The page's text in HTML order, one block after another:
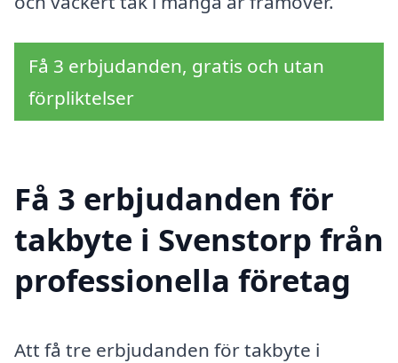
Få 3 erbjudanden, gratis och utan
förpliktelser
Få 3 erbjudanden för
takbyte i Svenstorp från
professionella företag
Att få tre erbjudanden för takbyte i